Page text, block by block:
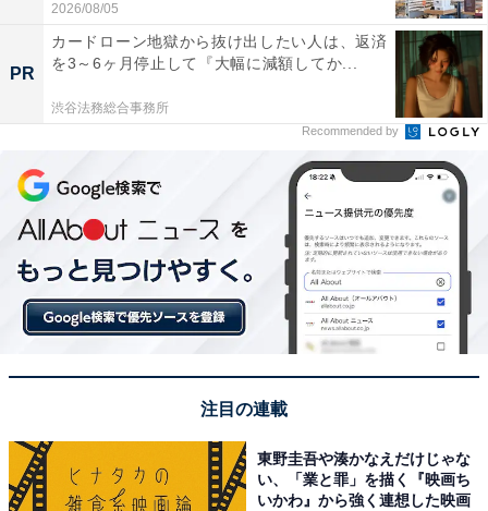
2026/08/05
PR
カードローン地獄から抜け出したい人は、返済
を3～6ヶ月停止して『大幅に減額してか...
渋谷法務総合事務所
Recommended by
注目の連載
東野圭吾や湊かなえだけじゃな
い、「業と罪」を描く『映画ち
いかわ』から強く連想した映画